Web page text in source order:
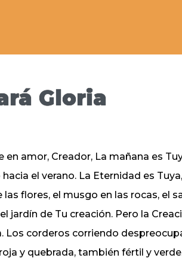
Gloria
en amor, Creador, La mañana es
el verano. La Eternidad es
las flores, el musgo en las rocas, el
jardín de Tu creación. Pero la
Los corderos corriendo
y quebrada, también fértil y